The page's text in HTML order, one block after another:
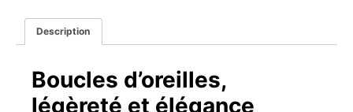
Description
Boucles d’oreilles,
légèreté et élégance